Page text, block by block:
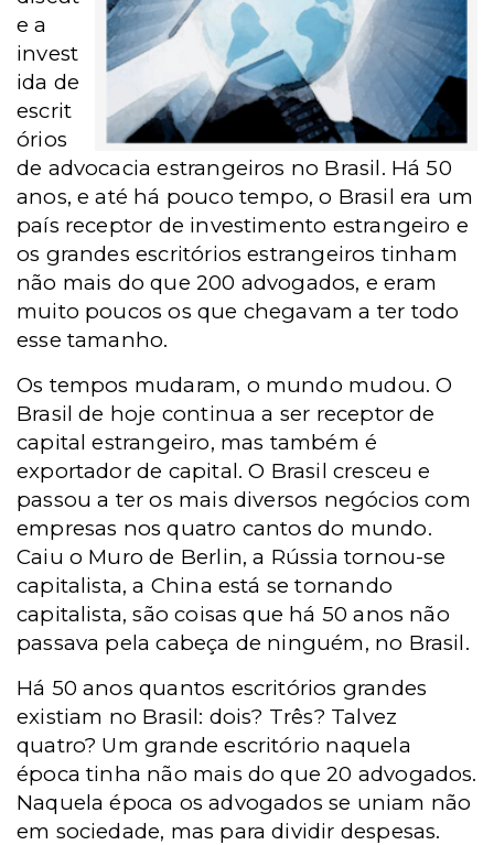
e a
invest
ida de
escrit
órios
de advocacia estrangeiros no Brasil. Há 50
anos, e até há pouco tempo,o Brasil era um
país receptor de investimento estrangeiro e
os grandes escritórios estrangeiros tinham
não mais do que 200 advogados, e eram
muito poucos os que chegavam a ter todo
esse tamanho.
Os tempos mudaram, o mundo mudou.O
Brasil de hoje continua a ser receptor de
capital estrangeiro, mas também é
exportador de capital.O Brasil cresceu e
passou a ter os mais diversos negócios com
empresas nos quatro cantos do mundo.
Caiu o Muro de Berlin, a Rússia tornou-se
capitalista, a China está se tornando
capitalista, são coisas que há 50 anos não
passava pela cabeça de ninguém, no Brasil.
Há 50 anos quantos escritórios grandes
existiam no Brasil: dois? Três? Talvez
quatro? Um grande escritório naquela
época tinha não mais do que 20 advogados.
Naquela época os advogados se uniam não
em sociedade, mas para dividir despesas.